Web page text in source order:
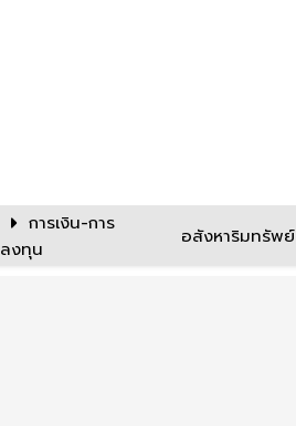
การเงิน-การ
ลงทุน
อสังหาริมทรัพย์